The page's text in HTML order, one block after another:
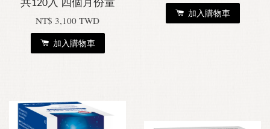
共120入 四個月份量
NT$ 3,100 TWD
加入購物車
加入購物車